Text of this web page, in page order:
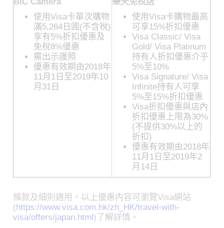
使用Visa卡單次購物
滿5,264日圓(不含稅)
享有5%折扣優惠及
免稅8%優惠
需出示護照
優惠有效期由2018年
11月1日至2019年10
月31日
使用Visa卡購物最高
可享15%折扣優惠
Visa Classic/ Visa
Gold/ Visa Platinum
持有人折扣優惠介乎
5%至10%
Visa Signature/ Visa
Infinite持有人可享
5%至15%折扣優惠
Visa折扣優惠與店內
折扣優惠上限為30%
(不提供30%以上的
折扣)
優惠有效期由2018年
11月1日至2019年2
月14日
條款及細則適用。以上優惠內容可瀏覽Visa網站
(https://www.visa.com.hk/zh_HK/travel-with-
visa/offers/japan.html)了解詳情。